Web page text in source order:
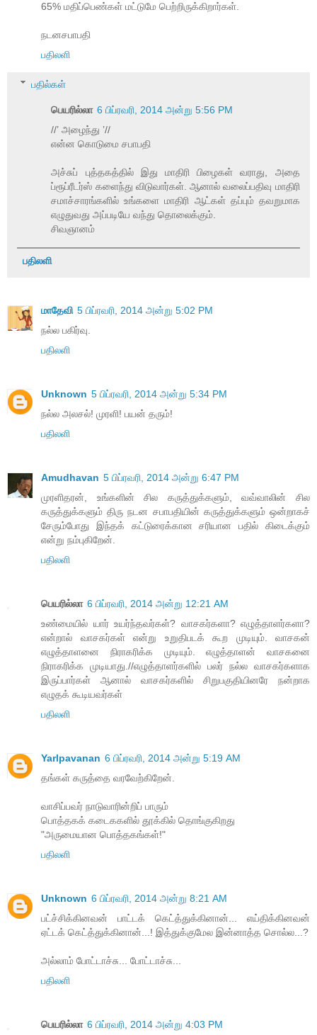
65% மதிப்பெண்கள் மட்டுமே பெற்றிருக்கிறார்கள்.
நடனசபாபதி
பதிலளி
பதில்கள்
பெயரில்லா 6 பிப்ரவரி, 2014 அன்று 5:56 PM
//’ அழைந்து ’//
என்ன கொடுமை சபாபதி
அச்சுப் புத்தகத்தில் இது மாதிரி பிழைகள் வராது, அதை
ப்ரூப்ரீடர்ஸ் களைந்து விடுவார்கள். ஆனால் வலைப்பதிவு மாதிரி
சமாச்சாரங்களில் உங்களை மாதிரி ஆட்கள் தப்பும் தவறுமாக
எழுதுவது அப்படியே வந்து தொலைக்கும்.
சிவஞானம்
பதிலளி
மாதேவி 5 பிப்ரவரி, 2014 அன்று 5:02 PM
நல்ல பகிர்வு.
பதிலளி
Unknown 5 பிப்ரவரி, 2014 அன்று 5:34 PM
நல்ல அலசல்! முரளி! பயன் தரும்!
பதிலளி
Amudhavan 5 பிப்ரவரி, 2014 அன்று 6:47 PM
முரளிதரன், உங்களின் சில கருத்துக்களும், வவ்வாலின் சில
கருத்துக்களும் திரு நடன சபாபதியின் கருத்துக்களும் ஒன்றாகச்
சேரும்போது இந்தக் கட்டுரைக்கான சரியான பதில் கிடைக்கும்
என்று நம்புகிறேன்.
பதிலளி
பெயரில்லா 6 பிப்ரவரி, 2014 அன்று 12:21 AM
உண்மையில் யார் உயர்ந்தவர்கள்? வாசகர்களா? எழுத்தாளர்களா?
என்றால் வாசகர்கள் என்று உறுதிபடக் கூற முடியும். வாசகன்
எழுத்தாளனை நிராகரிக்க முடியும். எழுத்தாளன் வாசகனை
நிராகரிக்க முடியாது.//எழுத்தாளர்களில் பலர் நல்ல வாசகர்களாக
இருப்பார்கள் ஆனால் வாசகர்களில் சிறுபகுதியினரே நன்றாக
எழுதக் கூடியவர்கள்
பதிலளி
Yarlpavanan 6 பிப்ரவரி, 2014 அன்று 5:19 AM
தங்கள் கருத்தை வரவேற்கிறேன்.
வாசிப்பவர் நாடுவாரின்றிப் பாரும்
பொத்தகக் கடைககளில் தூக்கில் தொங்குகிறது
"அருமையான பொத்தகங்கள்!"
பதிலளி
Unknown 6 பிப்ரவரி, 2014 அன்று 8:21 AM
பட்ச்சிக்கினவன் பாட்டக் கெட்த்துக்கினான்... எய்திக்கினவன்
ஏட்டக் கெட்த்துக்கினான்...! இத்துக்குமேல இன்னாத்த சொல்ல...?
அல்லாம் போட்டாச்சு... போட்டாச்சு...
பதிலளி
பெயரில்லா 6 பிப்ரவரி, 2014 அன்று 4:03 PM